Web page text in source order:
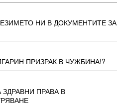
НИ В ДОКУМЕНТИТЕ ЗА
ПРИЗРАК В ЧУЖБИНА!?
ПРАВА В